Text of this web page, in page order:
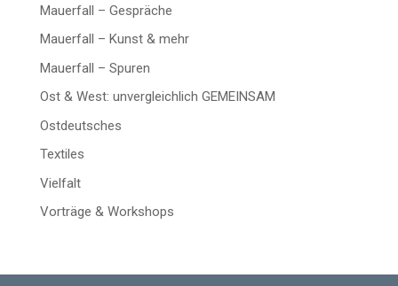
Mauerfall – Gespräche
Mauerfall – Kunst & mehr
Mauerfall – Spuren
Ost & West: unvergleichlich GEMEINSAM
Ostdeutsches
Textiles
Vielfalt
Vorträge & Workshops